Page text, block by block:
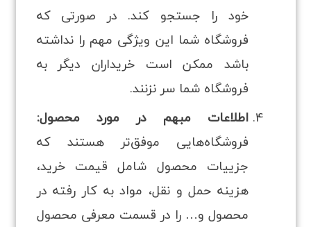
خود را جستجو کند. در صورتی‌ که
فروشگاه شما این ویژگی مهم را نداشته
باشد ممکن است خریداران دیگر به
فروشگاه شما سر نزنند.
اطلاعات مبهم در مورد محصول:
فروشگاه‌هایی موفق‌تر هستند که
جزییات محصول شامل قیمت خرید،
هزینه حمل‌ و نقل، مواد به‌ کار رفته در
محصول و… را در قسمت معرفی محصول